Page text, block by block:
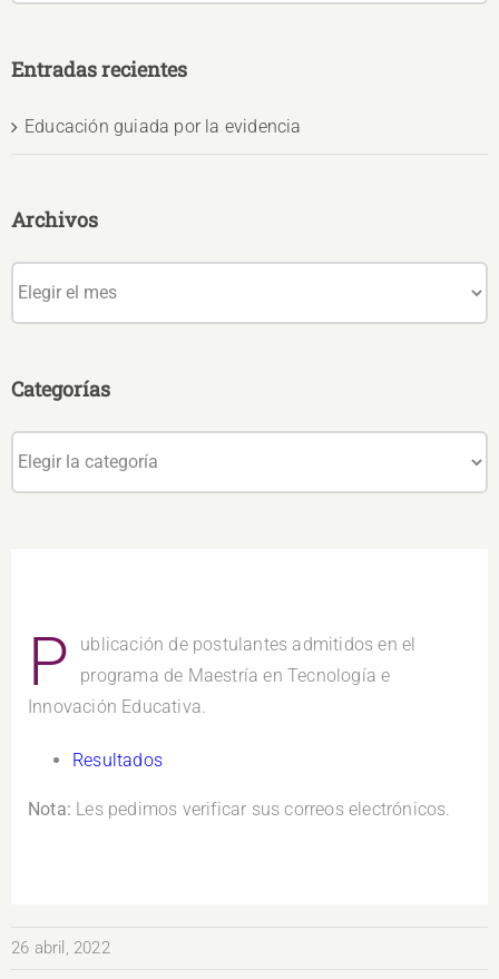
P
ublicación de postulantes admitidos en el
programa de Maestría en Tecnología e
Innovación Educativa.
Resultados
Nota: Les pedimos verificar sus correos electrónicos.
26 abril, 2022
Entradas recientes
Educación guiada por la evidencia
Archivos
Categorías